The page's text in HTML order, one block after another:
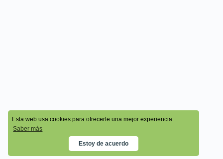
Esta web usa cookies para ofrecerle una mejor experiencia.
Saber más
Estoy de acuerdo
© 2026 - Cala Academy